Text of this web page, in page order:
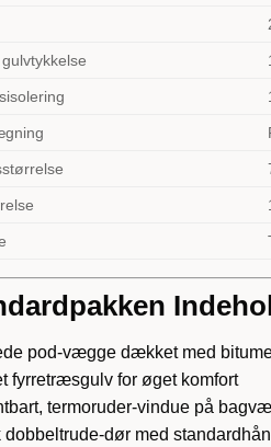
pod-vægge dækket med
fyrretræsgulv for øget komfort
termoruder-vindue på
dobbeltrude-dør med